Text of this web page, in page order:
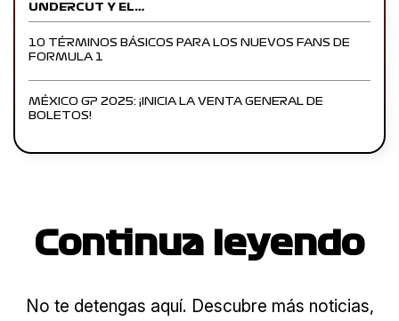
UNDERCUT Y EL…
10 TÉRMINOS BÁSICOS PARA LOS NUEVOS FANS DE
FORMULA 1
MÉXICO GP 2025: ¡INICIA LA VENTA GENERAL DE
BOLETOS!
Continua leyendo
No te detengas aquí. Descubre más noticias,